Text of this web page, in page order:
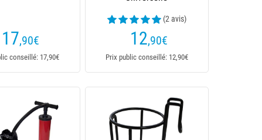
17,90€
conseillé: 17,90€
(2 avis)
12,90€
Prix public conseillé: 12,90€